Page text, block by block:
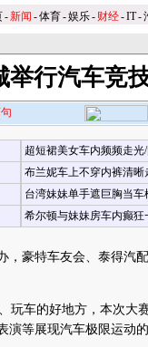
-新闻 -体育-娱乐- 财经-IT-
举行汽车竞
超短裙美女车内频频走光/
布兰妮车上不穿内裤清晰
台湾妹妹单手遮巨胸当车
希尔顿与妹妹房车内癫狂
豪特车友会、泰得汽
车的好地方，本次大
等展现汽车极限运动的